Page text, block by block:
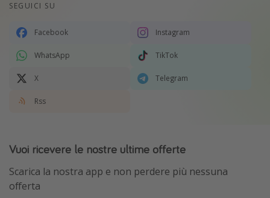
SEGUICI SU
Facebook Instagram
WhatsApp TikTok
X Telegram
Rss
Vuoi ricevere le nostre ultime offerte
Scarica la nostra app e non perdere più nessuna
offerta